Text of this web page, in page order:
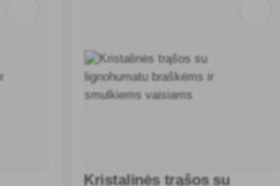
Kristalinės trąšos su